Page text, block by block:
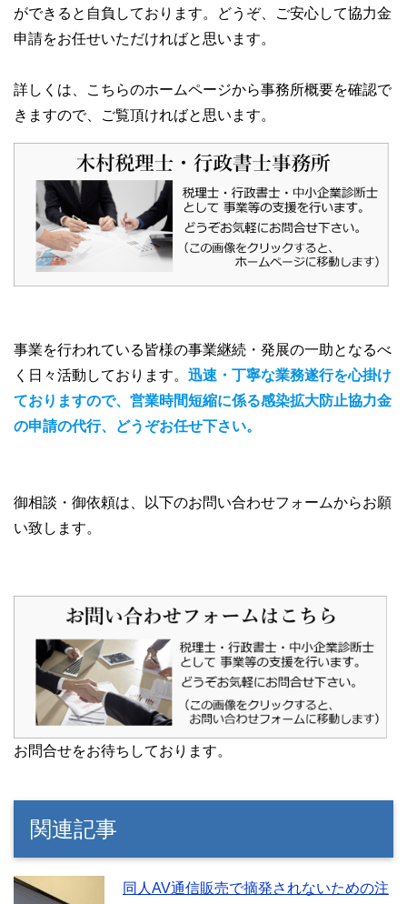
ができると自負しております。どうぞ、ご安心して協力金
申請をお任せいただければと思います。
詳しくは、こちらのホームページから事務所概要を確認で
きますので、ご覧頂ければと思います。
事業を行われている皆様の事業継続・発展の一助となるべ
く日々活動しております。 迅速・丁寧な業務遂行を心掛け
ておりますので、営業時間短縮に係る感染拡大防止協力金
の申請の代行、どうぞお任せ下さい。
御相談・御依頼は、以下のお問い合わせフォームからお願
い致します。
お問合せをお待ちしております。
関連記事
同人AV通信販売で摘発されないための注